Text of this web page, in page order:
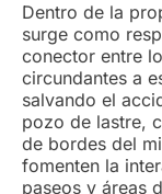
Dentro de la
surge como
conector entre
circundantes a
salvando el
pozo de lastre,
de bordes del
fomenten la
paseos y áreas